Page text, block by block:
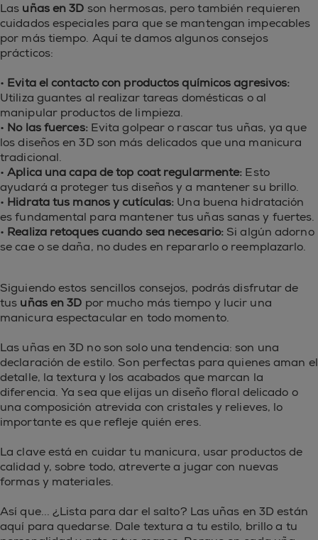
Las uñas en 3D son hermosas, pero también requieren
cuidados especiales para que se mantengan impecables
por más tiempo. Aquí te damos algunos consejos
prácticos:
• Evita el contacto con productos químicos agresivos:
Utiliza guantes al realizar tareas domésticas o al
manipular productos de limpieza.
• No las fuerces: Evita golpear o rascar tus uñas, ya que
los diseños en 3D son más delicados que una manicura
tradicional.
•Aplica una capa de top coat regularmente: Esto
ayudará a proteger tus diseños y a mantener su brillo.
• Hidrata tus manos y cutículas: Una buena hidratación
es fundamental para mantener tus uñas sanas y fuertes.
• Realiza retoques cuando sea necesario: Si algún adorno
se cae o se daña, no dudes en repararlo o reemplazarlo.
Siguiendo estos sencillos consejos, podrás disfrutar de
tus uñas en 3D por mucho más tiempo y lucir una
manicura espectacular en todo momento.
Las uñas en 3D no son solo una tendencia: son una
declaración de estilo. Son perfectas para quienes aman el
detalle, la textura y los acabados que marcan la
diferencia. Ya sea que elijas un diseño floral delicado o
una composición atrevida con cristales y relieves, lo
importante es que refleje quién eres.
La clave está en cuidar tu manicura, usar productos de
calidad y, sobre todo, atreverte a jugar con nuevas
formas y materiales.
Así que... ¿Lista para dar el salto? Las uñas en 3D están
aquí para quedarse. Dale textura a tu estilo, brillo a tu